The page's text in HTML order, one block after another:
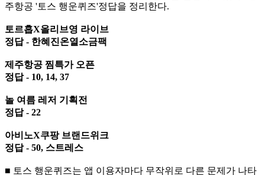
주항공 '토스 행운퀴즈'정답을 정리한다.
토르홉X올리브영 라이브
정답 - 한혜진온열소금팩
제주항공 찜특가 오픈
정답 - 10, 14, 37
놀 여름 레저 기획전
정답 - 22
아비노X쿠팡 브랜드위크
정답 - 50, 스트레스
■ 토스 행운퀴즈는 앱 이용자마다 무작위로 다른 문제가 나타